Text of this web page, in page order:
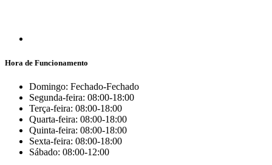
Hora de Funcionamento
Domingo: Fechado-Fechado
Segunda-feira: 08:00-18:00
Terça-feira: 08:00-18:00
Quarta-feira: 08:00-18:00
Quinta-feira: 08:00-18:00
Sexta-feira: 08:00-18:00
Sábado: 08:00-12:00